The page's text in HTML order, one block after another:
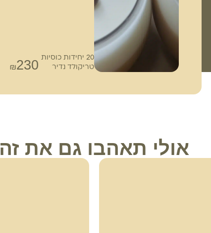
20 יחידות כוסיות
טריקולד נדיר
₪230
אולי תאהבו גם את זה